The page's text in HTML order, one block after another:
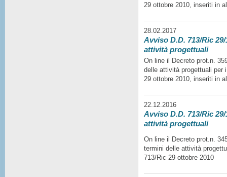
29 ottobre 2010, inseriti in
28.02.2017
Avviso D.D. 713/Ric
attività progettuali
On line il Decreto prot.n.
delle attività progettuali per
29 ottobre 2010, inseriti in
22.12.2016
Avviso D.D. 713/Ric
attività progettuali
On line il Decreto prot.n.
termini delle attività
713/Ric 29 ottobre 2010